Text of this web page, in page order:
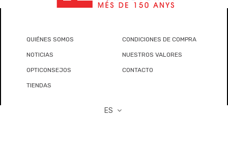
QUIÉNES SOMOS CONDICIONES DE COMPRA
NOTICIAS NUESTROS VALORES
OPTICONSEJOS CONTACTO
TIENDAS
ES